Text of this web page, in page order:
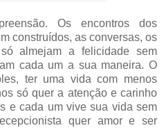
Os encontros dos
construídos, as conversas, os
almejam a felicidade sem
cada um a sua maneira. O
ter uma vida com menos
só quer a atenção e carinho
e cada um vive sua vida sem
quer amor e ser